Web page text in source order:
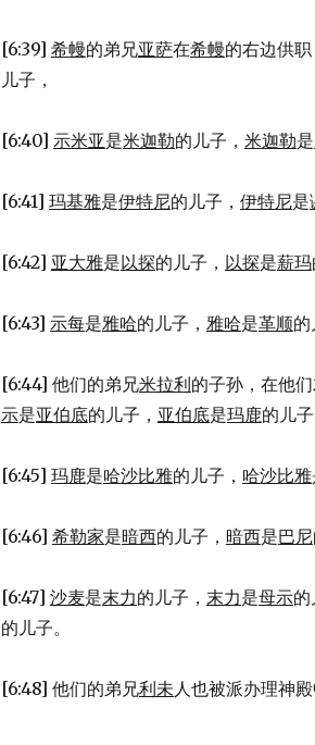
[6:39] 希幔的弟兄亚萨在希幔的右边供职
儿子，
[6:40] 示米亚是米迦勒的儿子， 米迦勒是
[6:41] 玛基雅是伊特尼的儿子， 伊特尼是
[6:42] 亚大雅是以探的儿子， 以探是薪玛
[6:43] 示每是雅哈的儿子， 雅哈是革顺的
[6:44] 他们的弟兄米拉利的子孙，在他
示是亚伯底的儿子， 亚伯底是玛鹿的儿子
[6:45] 玛鹿是哈沙比雅的儿子， 哈沙比雅
[6:46] 希勒家是暗西的儿子， 暗西是巴尼
[6:47] 沙麦是末力的儿子， 末力是母示的
的儿子。
[6:48] 他们的弟兄利未人也被派办理神